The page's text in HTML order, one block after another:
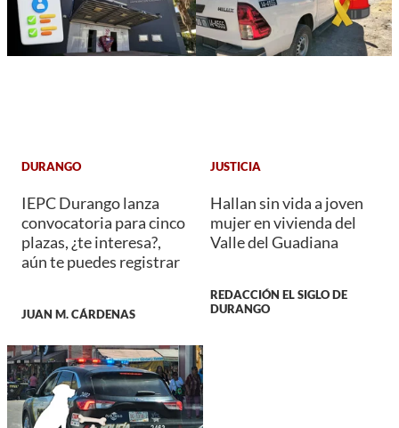
DURANGO
IEPC Durango lanza
convocatoria para cinco
plazas, ¿te interesa?,
aún te puedes registrar
JUAN M. CÁRDENAS
JUSTICIA
Hallan sin vida a joven
mujer en vivienda del
Valle del Guadiana
REDACCIÓN EL SIGLO DE
DURANGO